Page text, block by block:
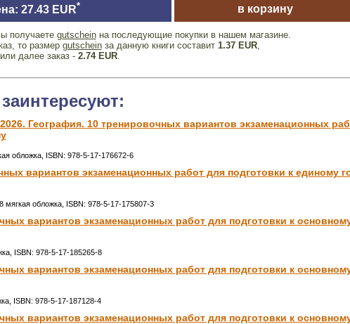
27.43 EUR* в корзину
получаете gutscheinна последующие покупки в нашем магазине.
то размер gutscheinза данную книги составит 1.37 EUR,
далее заказ - 2.74 EUR.
География. 10 тренировочных вариантов экзаменационных
обложка, ISBN: 978-5-17-176672-6
вариантов экзаменационных работ для подготовки к единому
мягкая обложка, ISBN: 978-5-17-175807-3
вариантов экзаменационных работ для подготовки к
ISBN: 978-5-17-185265-8
вариантов экзаменационных работ для подготовки к
ISBN: 978-5-17-187128-4
вариантов экзаменационных работ для подготовки к